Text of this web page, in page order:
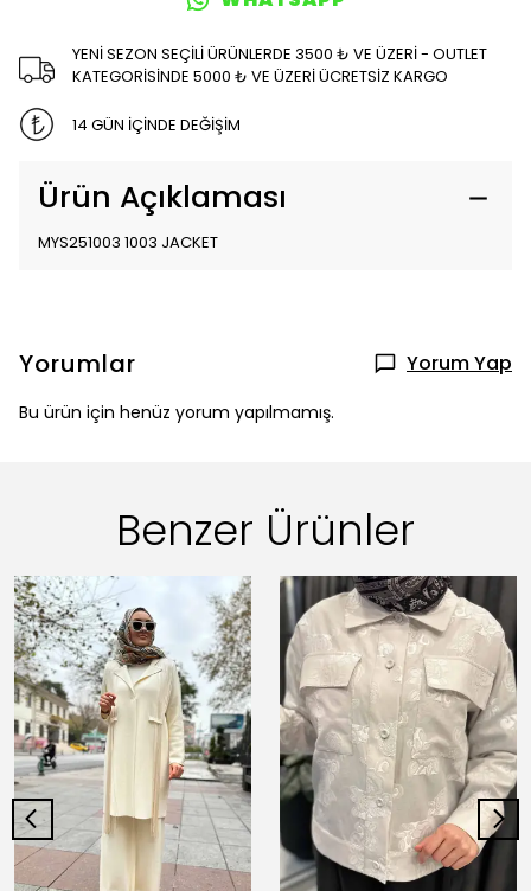
YENİ SEZON SEÇİLİ ÜRÜNLERDE 3500 ₺ VE ÜZERİ - OUTLET
KATEGORİSİNDE 5000 ₺ VE ÜZERİ ÜCRETSİZ KARGO
14 GÜN İÇİNDE DEĞİŞİM
Ürün Açıklaması
MYS251003 1003 JACKET
Yorumlar Yorum Yap
Bu ürün için henüz yorum yapılmamış.
Benzer Ürünler